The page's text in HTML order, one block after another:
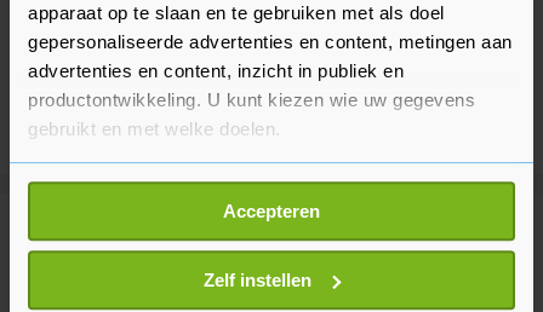
apparaat op te slaan en te gebruiken met als doel
gepersonaliseerde advertenties en content, metingen aan
advertenties en content, inzicht in publiek en
productontwikkeling. U kunt kiezen wie uw gegevens
gebruikt en met welke doelen.
Als u het toestaat, willen we ook graag:
Informatie verzamelen over uw geografische
locatie, die tot een paar meter nauwkeurig kan zijn
Uw apparaat identificeren door het actief te
scannen op specifieke eigenschappen (fingerprinting)
Accepteren
Zelf instellen
Meer uit Buitenland